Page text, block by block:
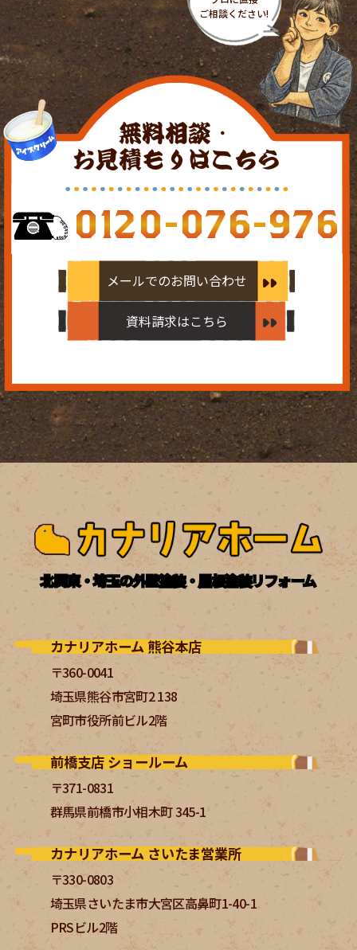
無料相談・
お見積もりはこちら
0120-076-976
メールでのお問い合わせ
資料請求はこちら
北関東・埼玉の外壁塗装・屋根塗装リフォーム
カナリアホーム 熊谷本店
〒360-0041
埼玉県熊谷市宮町2 138
宮町市役所前ビル2階
前橋支店 ショールーム
〒371-0831
群馬県前橋市小相木町 345-1
カナリアホーム さいたま営業所
〒330-0803
埼玉県さいたま市大宮区高鼻町1-40-1
PRSビル2階